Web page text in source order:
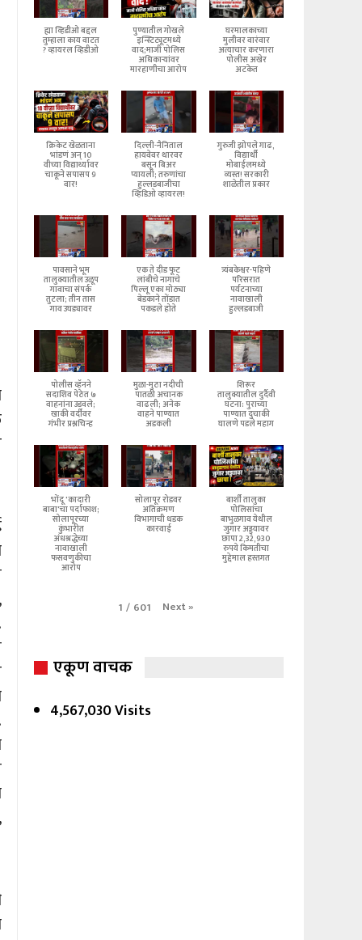
ह्या व्हिडीओ बद्दल
तुम्हाला काय वाटत
? व्हायरल व्हिडीओ
पुण्यातील गोखले
इन्स्टिट्यूटमध्ये
वाद;माजी पोलिस
अधिकाऱ्यांवर
मारहाणीचा आरोप
घरमालकाच्या
मुलीवर वारंवार
अत्याचार करणारा
पोलीस अखेर
अटकेत
क्रिकेट खेळताना
भांडणं अन् 10
वीच्या विद्यार्थ्यावर
चाकूने सपासप 9
वार!
दिल्ली-नैनिताल
हायवेवर थारवर
बसून बिअर
प्यायली; तरुणांचा
हुल्लडबाजीचा
व्हिडिओ व्हायरल!
गुरुजी झोपले गाढ,
विद्यार्थी
मोबाईलमध्ये
व्यस्त! सरकारी
शाळेतील प्रकार
पावसाने भूम
तालुक्यातील उळूप
गावाचा संपर्क
तुटला; तीन तास
गाव उघड्यावर
एक ते दीड फूट
लांबीचे नागाचे
पिल्लू एका मोठ्या
बेडकाने तोंडात
पकडले होते
त्र्यंबकेश्वर-पहिणे
परिसरात
पर्यटनाच्या
नावाखाली
हुल्लडबाजी
पोलीस व्हॅनने
सदाशिव पेठेत ७
वाहनांना उडवले;
खाकी वर्दीवर
गंभीर प्रश्नचिन्ह
मुळा-मुठा नदीची
पातळी अचानक
वाढली; अनेक
वाहने पाण्यात
अडकली
शिरूर
तालुक्यातील दुर्दैवी
घटना: पुराच्या
पाण्यात दुचाकी
घालणे पडले महाग
भोंदू 'कादारी
बाबा'चा पर्दाफाश;
सोलापूरच्या
कुंभारीत
अंधश्रद्धेच्या
नावाखाली
फसवणुकीचा
आरोप
सोलापूर रोडवर
अतिक्रमण
विभागाची धडक
कारवाई
बार्शी तालुका
पोलिसांचा
बाभुळगाव येथील
जुगार अड्ड्यावर
छापा 2,32,930
रुपये किमतीचा
मुद्देमाल हस्तगत
1 / 601 Next»
एकूण वाचक
4,567,030 Visits